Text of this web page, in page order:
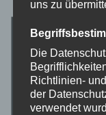
uns zu
Die
Richtlinien-
der
verwendet